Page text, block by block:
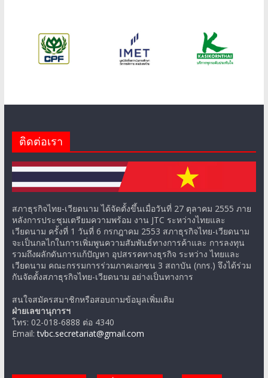
ติดต่อเรา
สภาธุรกิจไทย-เวียดนาม ได้จัดตั้งขึ้นเมื่อวันที่ 27 ตุลาคม 2555 ภาย
หลังการประชุมเตรียมความพร้อม งาน JTC ระหว่างไทยและ
เวียดนาม ครั้งที่ 1 วันที่ 6 กรกฎาคม 2553 สภาธุรกิจไทย-เวียดนาม
จะเป็นกลไกในการเพิ่มพูนความสัมพันธ์ทางการค้าและ การลงทุน
รวมถึงผลักดันการแก้ปัญหา อุปสรรคทางธุรกิจ ระหว่าง ไทยและ
เวียดนาม คณะกรรมการร่วมภาคเอกชน 3 สถาบัน (กกร.) จึงได้ร่วม
กันจัดตั้งสภาธุรกิจไทย-เวียดนาม อย่างเป็นทางการ
สนใจสมัครสมาชิกหรือสอบถามข้อมูลเพิ่มเติม
ฝ่ายเลขานุการฯ
โทร: 02-018-6888 ต่อ 4340
Email:tvbc.secretariat@gmail.com